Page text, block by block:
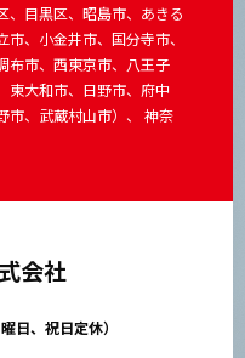
、目黒区、昭島市、あきる
、小金井市、国分寺市、
布市、西東京市、八王子
東大和市、日野市、府中
市、武蔵村山市）、 神奈
会社
日、祝日定休）